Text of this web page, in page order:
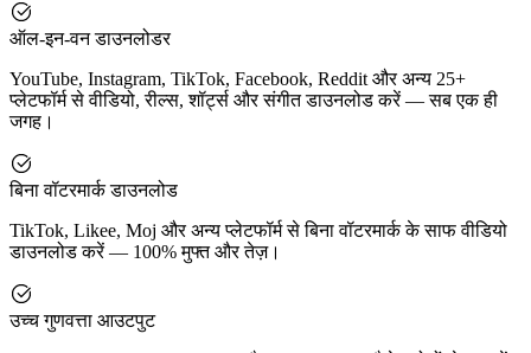
ऑल-इन-वन डाउनलोडर
YouTube, Instagram, TikTok, Facebook, Reddit और अन्य 25+
प्लेटफॉर्म से वीडियो, रील्स, शॉर्ट्स और संगीत डाउनलोड करें — सब एक ही
जगह।
बिना वॉटरमार्क डाउनलोड
TikTok, Likee, Moj और अन्य प्लेटफॉर्म से बिना वॉटरमार्क के साफ वीडियो
डाउनलोड करें — 100% मुफ्त और तेज़।
उच्च गुणवत्ता आउटपुट